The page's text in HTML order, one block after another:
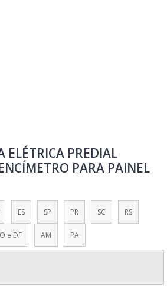
ELÉTRICO
RESIDENCIAL
NR10
E MÉDIA TENSÃO
TENSÃO
ELÉTRICA PREDIAL
PARA PAINEL
ES SP PR SC RS
e DF AM PA